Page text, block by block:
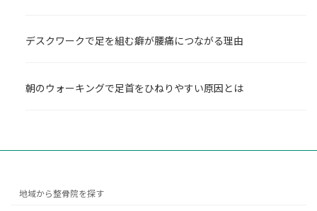
デスクワークで足を組む癖が腰痛につながる理由
朝のウォーキングで足首をひねりやすい原因とは
地域から整骨院を探す